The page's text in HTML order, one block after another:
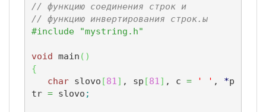
// функцию соединения строк и
// функцию инвертирования строк.ы
#include "mystring.h"
void main ( )
{
char slovo [81] , sp [81] , c = ' ' , *p
tr = slovo ;